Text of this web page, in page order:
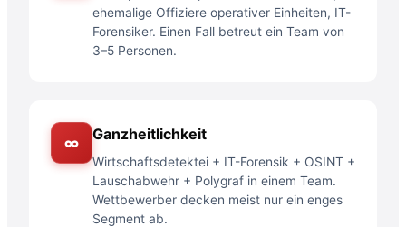
ehemalige Offiziere operativer Einheiten, IT-
Forensiker. Einen Fall betreut ein Team von
3–5 Personen.
∞ Ganzheitlichkeit
Wirtschaftsdetektei + IT-Forensik + OSINT +
Lauschabwehr + Polygraf in einem Team.
Wettbewerber decken meist nur ein enges
Segment ab.